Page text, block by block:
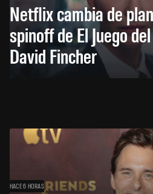
Netflix cambia de
spinoff de El Juego
David Fincher
HACE 6 HORAS